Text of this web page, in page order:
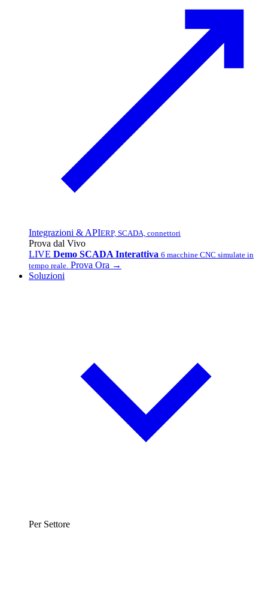
Integrazioni & APIERP, SCADA, connettori
Prova dal Vivo
LIVE Demo SCADA Interattiva 6 macchine CNC simulate in
tempo reale. Prova Ora →
Soluzioni
Per Settore